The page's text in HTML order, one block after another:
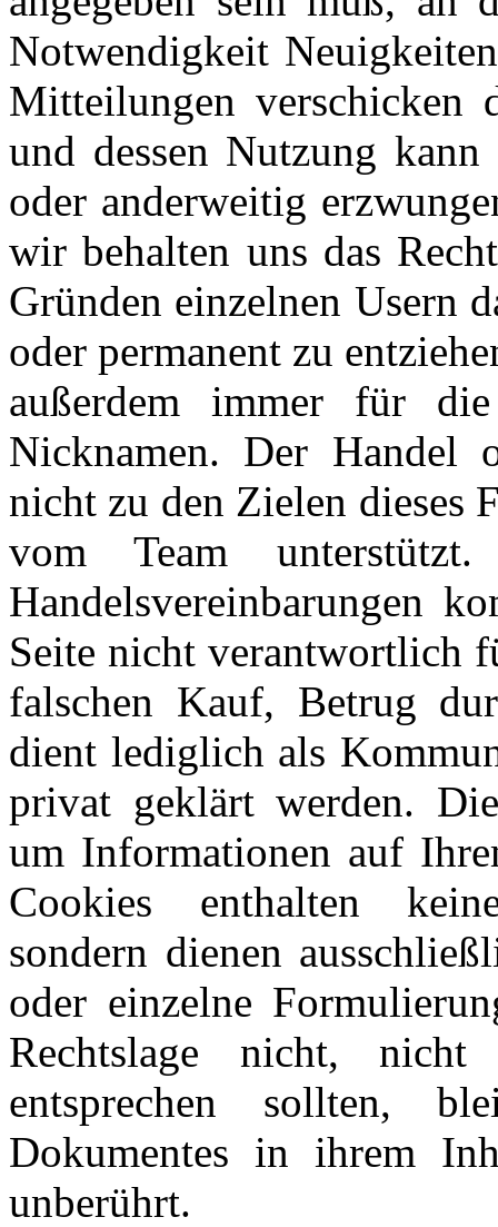
Notwendigkeit
Mitteilungen verschicken
und dessen Nutzung
oder anderweitig
wir behalten uns das
Gründen einzelnen Usern
oder permanent zu
außerdem immer für
Nicknamen. Der Handel
nicht zu den Zielen dieses
vom Team
Handelsvereinbarungen
Seite nicht verantwortlich
falschen Kauf, Betrug
dient lediglich als
privat geklärt werden.
um Informationen auf
Cookies enthalten
sondern dienen
oder einzelne
Rechtslage nicht,
entsprechen sollten,
Dokumentes in ihrem
unberührt.